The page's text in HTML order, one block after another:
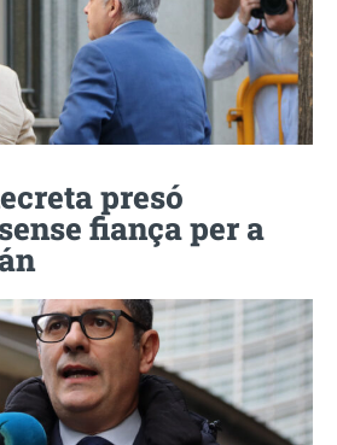
presó
fiança per a